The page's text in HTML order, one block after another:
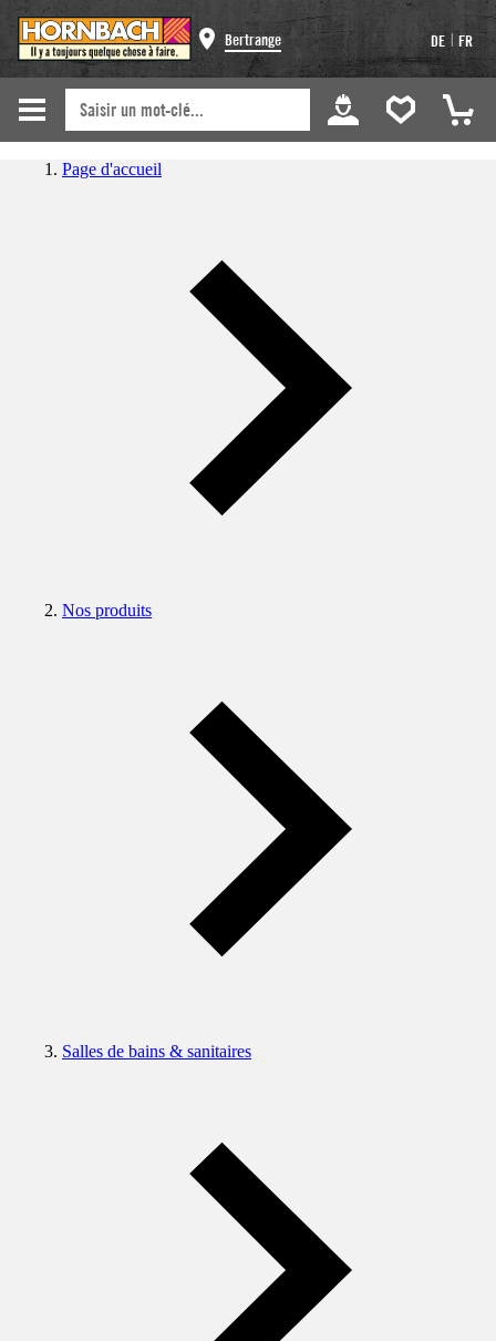
Bertrange DE | FR
Page d'accueil
Nos produits
Salles de bains & sanitaires